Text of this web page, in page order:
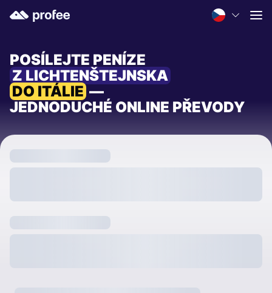
POSÍLEJTE PENÍZE
Z LICHTENŠTEJNSKA
DO ITÁLIE —
JEDNODUCHÉ ONLINE PŘEVODY